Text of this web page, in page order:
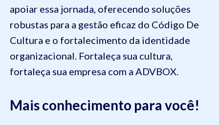
apoiar essa jornada, oferecendo soluções
robustas para a gestão eficaz do Código De
Cultura e o fortalecimento da identidade
organizacional. Fortaleça sua cultura,
fortaleça sua empresa com a ADVBOX.
Mais conhecimento para você!